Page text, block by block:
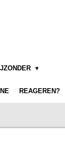
REAGEREN?